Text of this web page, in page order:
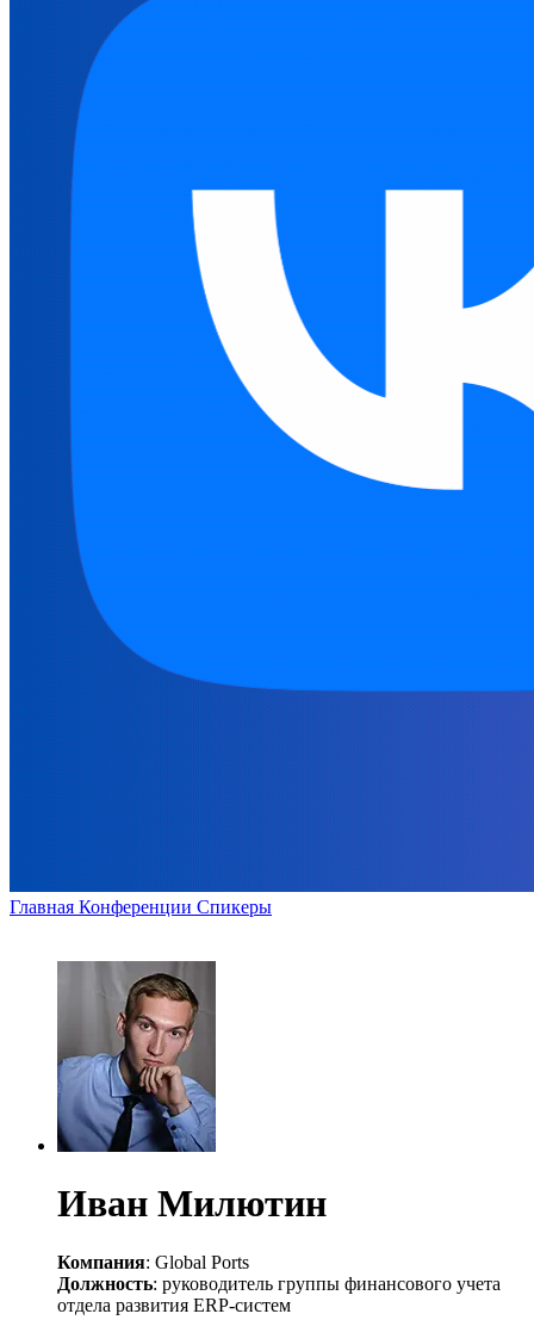
Главная Конференции Спикеры
Иван Милютин
Компания: Global Ports
Должность: руководитель группы финансового учета
отдела развития ERP-систем